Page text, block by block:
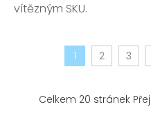
vítězným SKU.
1 2 3
Celkem 20 stránek